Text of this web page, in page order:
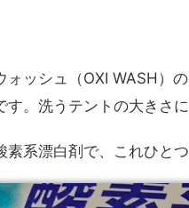
ォッシュ（OXI WASH）
す。洗うテントの大きさ
素系漂白剤で、これひと